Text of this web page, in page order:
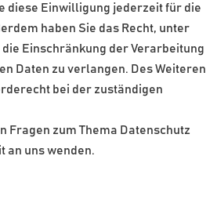
diese Einwilligung jederzeit für die
haben Sie das Recht, unter
Einschränkung der Verarbeitung
Daten zu verlangen. Des Weiteren
bei der zuständigen
Fragen zum Thema Datenschutz
an uns wenden.